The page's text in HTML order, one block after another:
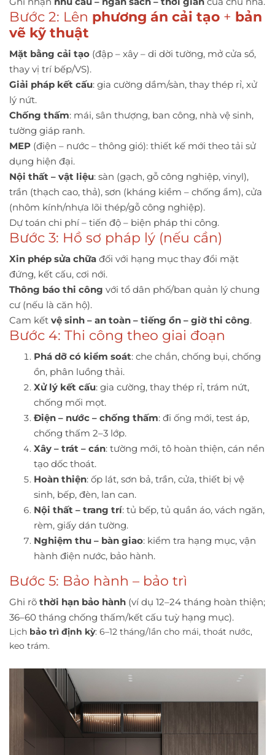
Bước 2: Lên phương án cải tạo + bản
vẽ kỹ thuật
Mặt bằng cải tạo (đập – xây – di dời tường, mở cửa sổ,
thay vị trí bếp/VS).
Giải pháp kết cấu: gia cường dầm/sàn, thay thép rỉ, xử
lý nứt.
Chống thấm: mái, sân thượng, ban công, nhà vệ sinh,
tường giáp ranh.
MEP (điện – nước – thông gió): thiết kế mới theo tải sử
dụng hiện đại.
Nội thất – vật liệu: sàn (gạch, gỗ công nghiệp, vinyl),
trần (thạch cao, thả), sơn (kháng kiềm – chống ẩm), cửa
(nhôm kính/nhựa lõi thép/gỗ công nghiệp).
Dự toán chi phí – tiến độ – biện pháp thi công.
Bước 3: Hồ sơ pháp lý (nếu cần)
Xin phép sửa chữa đối với hạng mục thay đổi mặt
đứng, kết cấu, cơi nới.
Thông báo thi công với tổ dân phố/ban quản lý chung
cư (nếu là căn hộ).
Cam kết vệ sinh – an toàn – tiếng ồn – giờ thi công.
Bước 4: Thi công theo giai đoạn
Phá dỡ có kiểm soát: che chắn, chống bụi, chống
ồn, phân luồng thải.
Xử lý kết cấu: gia cường, thay thép rỉ, trám nứt,
chống mối mọt.
Điện – nước – chống thấm: đi ống mới, test áp,
chống thấm 2–3 lớp.
Xây – trát – cán: tường mới, tô hoàn thiện, cán nền
tạo dốc thoát.
Hoàn thiện: ốp lát, sơn bả, trần, cửa, thiết bị vệ
sinh, bếp, đèn, lan can.
Nội thất – trang trí: tủ bếp, tủ quần áo, vách ngăn,
rèm, giấy dán tường.
Nghiệm thu – bàn giao: kiểm tra hạng mục, vận
hành điện nước, bảo hành.
Bước 5: Bảo hành – bảo trì
Ghi rõ thời hạn bảo hành (ví dụ 12–24 tháng hoàn thiện;
36–60 tháng chống thấm/kết cấu tuỳ hạng mục).
Lịch bảo trì định kỳ: 6–12 tháng/lần cho mái, thoát nước,
keo trám.